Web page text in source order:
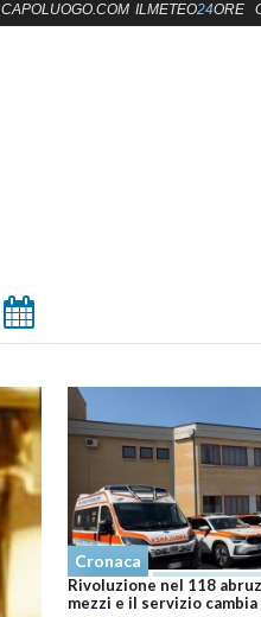
Cronaca
Abruzzo brucia ancora,
Canadair mobilitati contro
CAPOLUOGO.COM ILMETEO24ORE